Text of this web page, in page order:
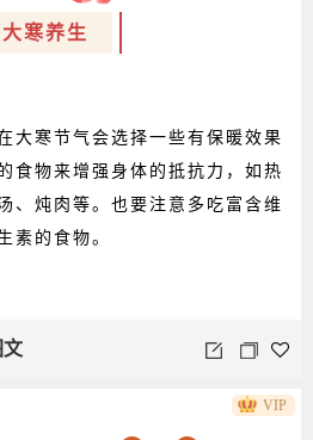
大寒养生
大寒节气会选择一些有保暖效果
食物来增强身体的抵抗力，如热
、炖肉等。也要注意多吃富含维
素的食物。
文
VIP